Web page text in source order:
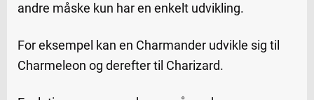
andre måske kun har en enkelt udvikling.
For eksempel kan en Charmander udvikle sig til
Charmeleon og derefter til Charizard.